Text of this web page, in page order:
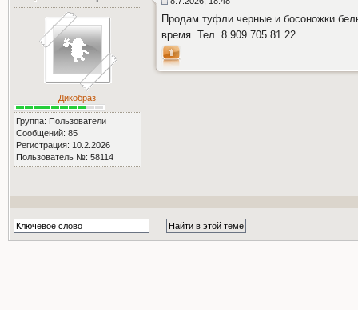
Дикобраз
Группа: Пользователи
Сообщений: 85
Регистрация: 10.2.2026
Пользователь №: 58114
Продам туфли черные и босоножки
время. Тел. 8 909 705 81 22.